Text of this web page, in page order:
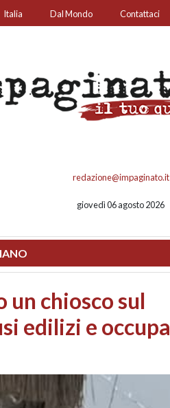
Italia Dal Mondo Contattaci
redazione@impaginato.it
giovedì 06 agosto 2026
su call center,
da maltempo